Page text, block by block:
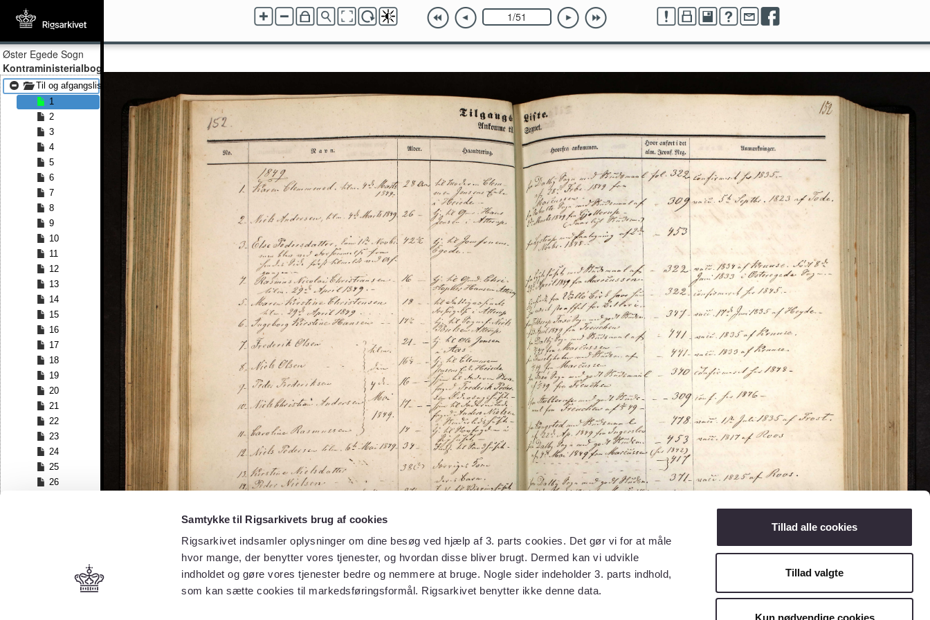
Samtykke til Rigsarkivets brug af cookies
Rigsarkivet indsamler oplysninger om dine besøg ved hjælp af 3. parts cookies. Det gør vi for at måle
hvor mange, der benytter vores tjenester, og hvordan disse bliver brugt. Dermed kan vi udvikle
indholdet og gøre vores tjenester bedre og nemmere at bruge. Nogle sider indeholder 3. parts indhold,
som kan sætte cookies til markedsføringsformål. Rigsarkivet benytter ikke denne data.
Tillad alle cookies
Tillad valgte
Kun nødvendige cookies
Øster Egede Sogn
Kontraministerialbog
Til og afgangslister 1849 - Til og afgangslister 1873
1
2
3
4
5
6
7
8
9
10
11
12
13
14
15
16
17
18
19
20
21
22
23
24
25
26